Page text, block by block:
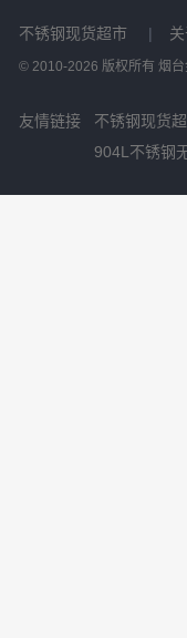
不锈钢现货超市 |
© 2010-2026 版权所有 烟
友情链接
不锈钢现货
904L不锈钢